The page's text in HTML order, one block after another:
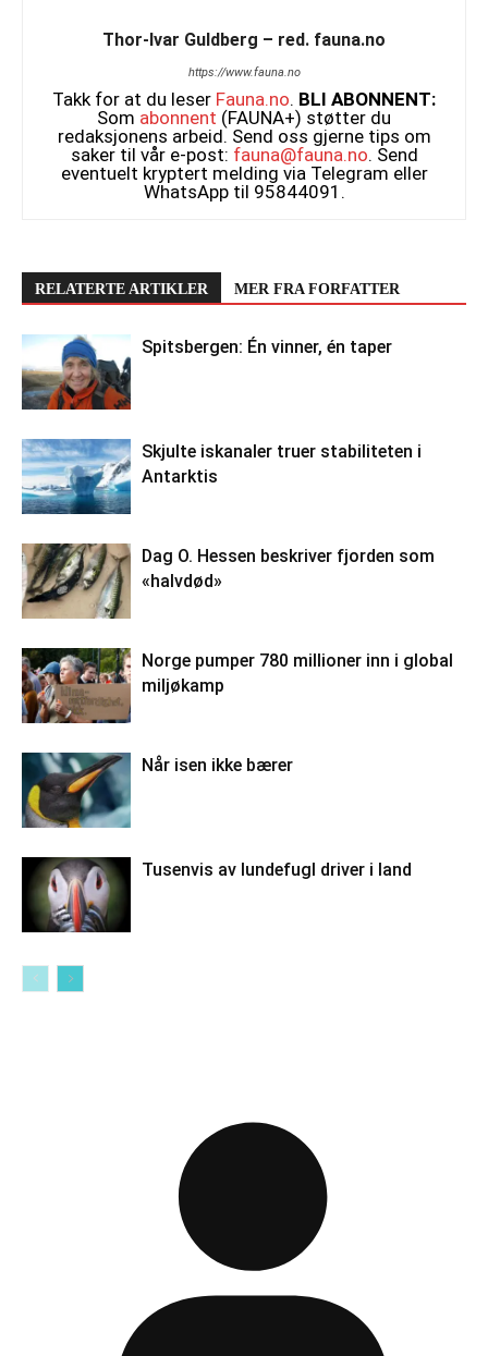
Thor-Ivar Guldberg – red. fauna.no
https://www.fauna.no
Takk for at du leser Fauna.no. BLI ABONNENT:
Som abonnent (FAUNA+) støtter du
redaksjonens arbeid. Send oss gjerne tips om
saker til vår e-post: fauna@fauna.no. Send
eventuelt kryptert melding via Telegram eller
WhatsApp til 95844091.
RELATERTE ARTIKLER MER FRA FORFATTER
Spitsbergen: Én vinner, én taper
Skjulte iskanaler truer stabiliteten i
Antarktis
Dag O. Hessen beskriver fjorden som
«halvdød»
Norge pumper 780 millioner inn i global
miljøkamp
Når isen ikke bærer
Tusenvis av lundefugl driver i land